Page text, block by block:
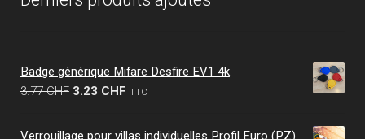
Badge générique Mifare Desfire EV1 4k
3.77CHF Le
3.23 CHFLe
actuel
TTC
Verrouillage pour villas individuelles Profil Euro (PZ)